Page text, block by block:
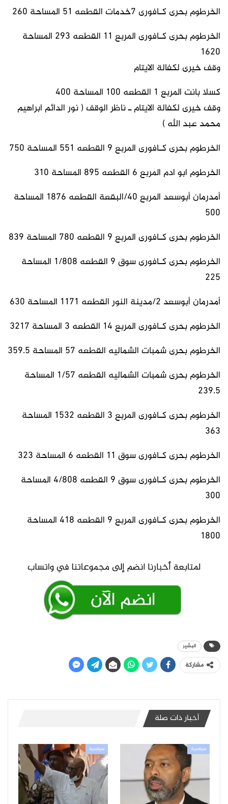
الخرطوم بحرى كـافورى 7خدمات القطعه 51 المساحة 260
الخرطوم بحرى كـافورى المربع 11 القطعه 293 المساحة
1620
وقف خيرى لكفالة الايتام
كسلا بانت المربع 1 القطعه 100 المساحة 400
وقف خيرى لكفالة الايتام ـ ناظر الوقف ( نور الدائم ابراهيم
محمد عبد الله )
الخرطوم بحرى كـافورى المربع 9 القطعه 551 المساحة 750
الخرطوم ابو ادم المربع 6 القطعه 895 المساحة 310
أمدرمان أبوسعد المربع 40/البقعة القطعه 1876 المساحة
500
الخرطوم بحرى كـافورى المربع 9 القطعه 780 المساحة 839
الخرطوم بحرى كـافورى سوق 9 القطعه 1/808 المساحة
225
أمدرمان أبوسعد 2/مدينة النور القطعه 1171 المساحة 630
الخرطوم بحرى كـافورى المربع 14 القطعه 3 المساحة 3217
الخرطوم بحرى شمبات الشماليه القطعه 57 المساحة 359.5
الخرطوم بحرى شمبات الشماليه القطعه 1/57 المساحة
239.5
الخرطوم بحرى كـافورى المربع 3 القطعه 1532 المساحة
363
الخرطوم بحرى كـافورى سوق 11 القطعه 6 المساحة 323
الخرطوم بحرى كـافورى سوق 9 القطعه 4/808 المساحة
300
الخرطوم بحرى كـافورى المربع 9 القطعه 418 المساحة
1800
البشير
مشاركة
أخبار ذات صلة
سياسية سياسية